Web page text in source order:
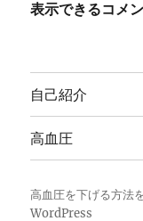
表示できるコメ
自己紹介
高血圧
高血圧を下げる方法
WordPress